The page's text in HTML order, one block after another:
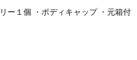
ー１個 ・ボディキャップ ・元箱付